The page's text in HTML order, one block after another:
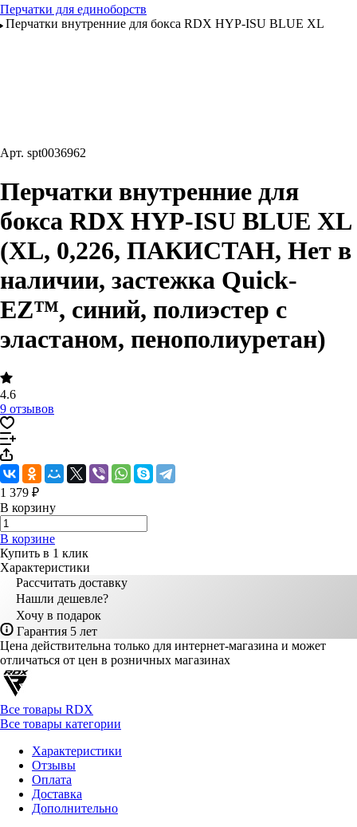
Перчатки для единоборств
Перчатки внутренние для бокса RDX HYP-ISU BLUE XL
Арт. spt0036962
Перчатки внутренние для
бокса RDX HYP-ISU BLUE XL
(XL, 0,226, ПАКИСТАН, Нет в
наличии, застежка Quick-
EZ™, синий, полиэстер с
эластаном, пенополиуретан)
4.6
9 отзывов
1 379 ₽
В корзину
В корзине
Купить в 1 клик
Характеристики
Рассчитать доставку
Нашли дешевле?
Хочу в подарок
Гарантия 5 лет
Цена действительна только для интернет-магазина и может
отличаться от цен в розничных магазинах
Все товары RDX
Все товары категории
Характеристики
Отзывы
Оплата
Доставка
Дополнительно